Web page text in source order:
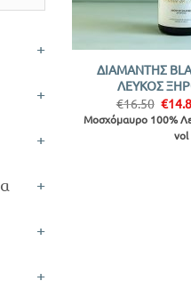
+
+
+
+
+
+
+
ΔΙΑΜΑΝΤΗΣ
ΛΕΥΚΟΣ
€16.50
price
was:
€
Μοσχόμαυρο 100%
vol